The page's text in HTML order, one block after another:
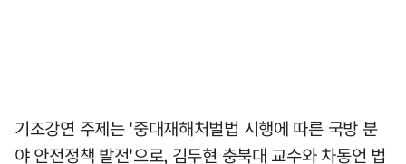
기조강연 주제는 '중대재해처벌법 시행에 따른 국방 분
야 안전정책 발전'으로, 김두현 충북대 교수와 차동언 법